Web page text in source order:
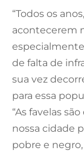
“Todos os
acontecerem
de falta de
sua vez
para essa
“As favelas
nossa cidade
pobre e